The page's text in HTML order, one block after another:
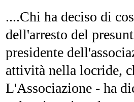
....Chi ha deciso di
dell'arresto del
presidente
attività nella locride,
L'Associazione - ha